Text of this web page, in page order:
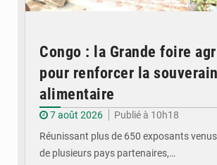
Congo : la Grande foire
pour renforcer la
alimentaire
7 août 2026
Publié à 10h18
Réunissant plus de 650 exposants
de plusieurs pays partenaires,…